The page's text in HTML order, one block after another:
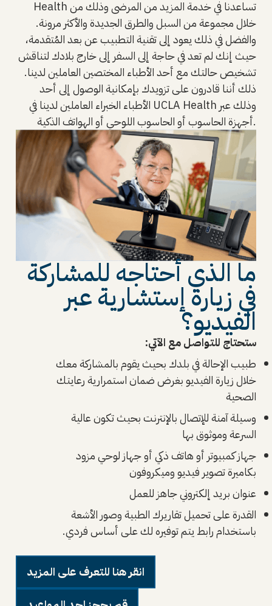
Health تساعدنا في خدمة المزيد من المرضى وذلك من
خلال مجموعة من السبل والطرق الجديدة والأكثر مرونة.
والفضل في ذلك يعود إلى تقنية التطبيب عن بعد المُتقدمة،
حيث إنك لم تعد في حاجة إلى السفر إلى خارج بلادك لتناقش
تشخيص حالتك مع أحد الأطباء المختصين العاملين لدينا.
ذلك أننا قادرون على تزويدك بإمكانية الوصول إلى أحد
الأطباء الخبراء العاملين لدينا في UCLA Health وذلك عبر
أجهزة الحاسوب أو الحاسوب اللوحي أو الهواتف الذكية.
ما الذي أحتاجه للمشاركة
في زيارة إستشارية عبر
الفيديو؟
ستحتاج للتواصل مع الآتي:
طبيب الإحالة في بلدك بحيث يقوم بالمشاركة معك
خلال زيارة الفيديو بغرض ضمان استمرارية رعايتك
الصحية
وسيلة آمنة للإتصال بالإنترنت بحيث تكون عالية
السرعة وموثوق بها
جهاز كمبيوتر أو هاتف ذكي أو جهاز لوحي مزود
بكاميرة تصوير فيديو وميكروفون
عنوان بريد إلكتروني جاهز للعمل
القدرة على تحميل تقاريرك الطبية وصور الأشعة
باستخدام رابط يتم توفيره لك على أساس فردي.
انقر هنا للتعرف على المزيد